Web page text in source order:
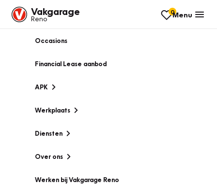
Vakgarage
Reno
0Menu
Occasions
Financial Lease aanbod
APK
Werkplaats
Diensten
Over ons
Werken bij Vakgarage Reno